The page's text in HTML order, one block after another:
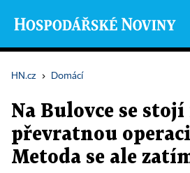
HN.cz › Domácí
Na Bulovce se
převratnou
Metoda se ale